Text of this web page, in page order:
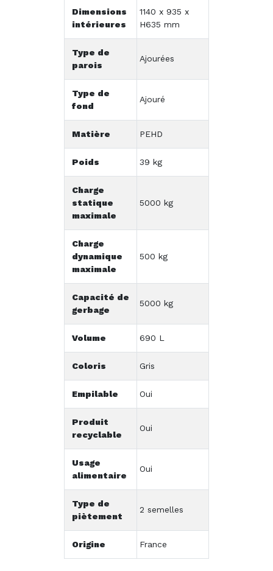
Dimensions
intérieures
1140 x 935 x
H635 mm
Type de
parois
Ajourées
Type de
fond
Ajouré
Matière PEHD
Poids 39 kg
Charge
statique
maximale
5000 kg
Charge
dynamique
maximale
500 kg
Capacité de
gerbage
5000 kg
Volume 690 L
Coloris Gris
Empilable Oui
Produit
recyclable
Oui
Usage
alimentaire
Oui
Type de
piètement
2 semelles
Origine France